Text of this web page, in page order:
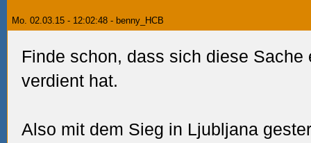
Mo. 02.03.15 - 12:02:48 - benny_HCB
Finde schon, dass sich diese Sache
verdient hat.
Also mit dem Sieg in Ljubljana